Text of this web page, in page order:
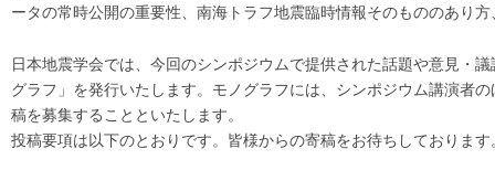
ータの常時公開の重要性、南海トラフ地震臨時情報そのもののあり
日本地震学会では、今回のシンポジウムで提供された話題や意見・
グラフ」を発行いたします。モノグラフには、シンポジウム講演者
稿を募集することといたします。
投稿要項は以下のとおりです。皆様からの寄稿をお待ちしております